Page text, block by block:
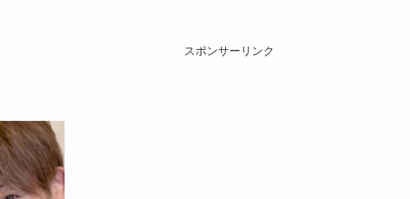
スポンサーリンク